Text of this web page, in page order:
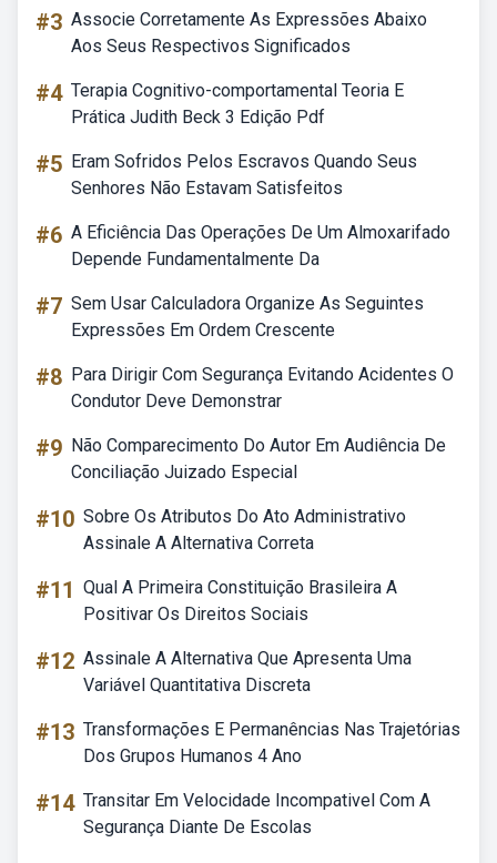
#3 Associe Corretamente As Expressões Abaixo
Aos Seus Respectivos Significados
#4 Terapia Cognitivo-comportamental Teoria E
Prática Judith Beck 3 Edição Pdf
#5 Eram Sofridos Pelos Escravos Quando Seus
Senhores Não Estavam Satisfeitos
#6 A Eficiência Das Operações De Um Almoxarifado
Depende Fundamentalmente Da
#7 Sem Usar Calculadora Organize As Seguintes
Expressões Em Ordem Crescente
#8 Para Dirigir Com Segurança Evitando Acidentes O
Condutor Deve Demonstrar
#9 Não Comparecimento Do Autor Em Audiência De
Conciliação Juizado Especial
#10 Sobre Os Atributos Do Ato Administrativo
Assinale A Alternativa Correta
#11 Qual A Primeira Constituição Brasileira A
Positivar Os Direitos Sociais
#12 Assinale A Alternativa Que Apresenta Uma
Variável Quantitativa Discreta
#13 Transformações E Permanências Nas Trajetórias
Dos Grupos Humanos 4 Ano
#14 Transitar Em Velocidade Incompativel Com A
Segurança Diante De Escolas